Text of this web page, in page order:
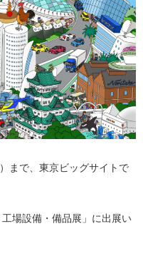
まで、東京ビッグサイトで
場設備・備品展」に出展い